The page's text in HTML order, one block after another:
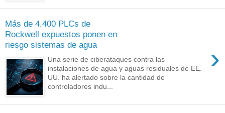
Más de 4.400 PLCs de
Rockwell expuestos ponen en
riesgo sistemas de agua
›
Una serie de ciberataques contra las
instalaciones de agua y aguas residuales de EE.
UU. ha alertado sobre la cantidad de
controladores indu...